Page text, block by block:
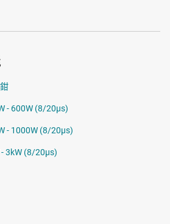
- 600W (8/20µs)
- 1000W (8/20µs)
- 3kW (8/20µs)